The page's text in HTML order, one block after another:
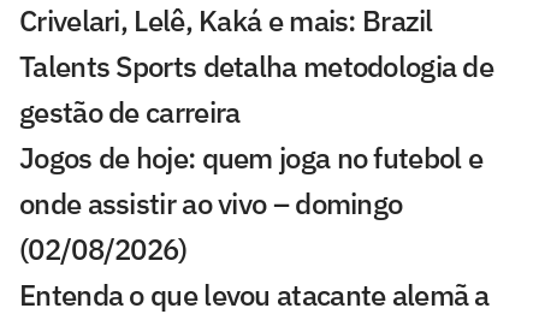
Crivelari, Lelê, Kaká e mais: Brazil
Talents Sports detalha metodologia de
gestão de carreira
Jogos de hoje: quem joga no futebol e
onde assistir ao vivo – domingo
(02/08/2026)
Entenda o que levou atacante alemã a